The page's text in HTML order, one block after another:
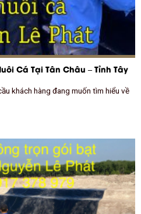
Cá Tại Tân Châu – Tỉnh Tây
khách hàng đang muốn tìm hiểu về